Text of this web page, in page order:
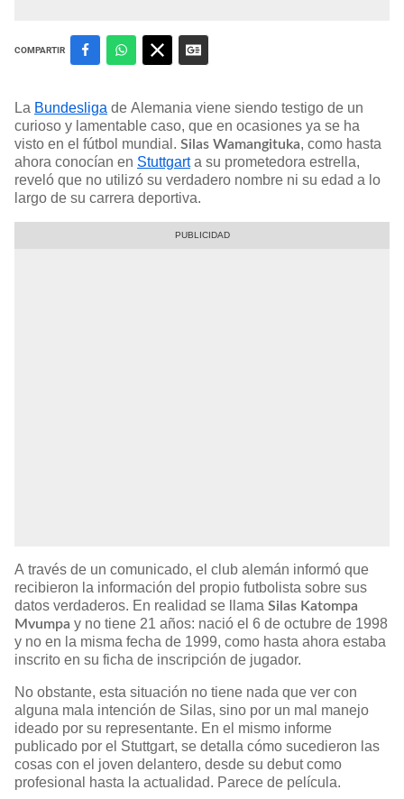
COMPARTIR
La Bundesliga de Alemania viene siendo testigo de un
curioso y lamentable caso, que en ocasiones ya se ha
visto en el fútbol mundial. Silas Wamangituka, como hasta
ahora conocían en Stuttgarta su prometedora estrella,
reveló que no utilizó su verdadero nombre ni su edad a lo
largo de su carrera deportiva.
A través de un comunicado, el club alemán informó que
recibieron la información del propio futbolista sobre sus
datos verdaderos. En realidad se llama Silas Katompa
Mvumpa y no tiene 21 años: nació el 6 de octubre de 1998
y no en la misma fecha de 1999, como hasta ahora estaba
inscrito en su ficha de inscripción de jugador.
No obstante, esta situación no tiene nada que ver con
alguna mala intención de Silas, sino por un mal manejo
ideado por su representante. En el mismo informe
publicado por el Stuttgart, se detalla cómo sucedieron las
cosas con el joven delantero, desde su debut como
profesional hasta la actualidad. Parece de película.